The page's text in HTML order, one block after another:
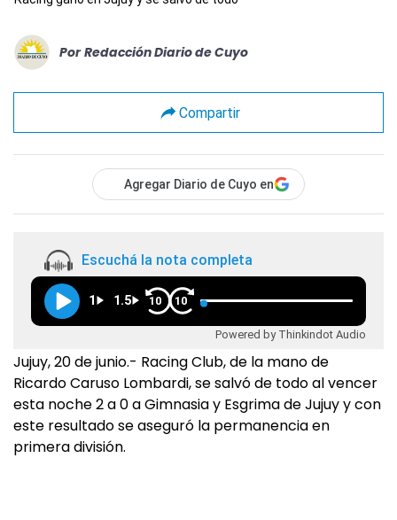
Por Redacción Diario de Cuyo
Compartir
Agregar Diario de Cuyo en
Escuchá la nota completa
1 1.5 10 10
Powered by Thinkindot Audio
Jujuy, 20 de junio.- Racing Club, de la mano de
Ricardo Caruso Lombardi, se salvó de todo al vencer
esta noche 2 a 0 a Gimnasia y Esgrima de Jujuy y con
este resultado se aseguró la permanencia en
primera división.